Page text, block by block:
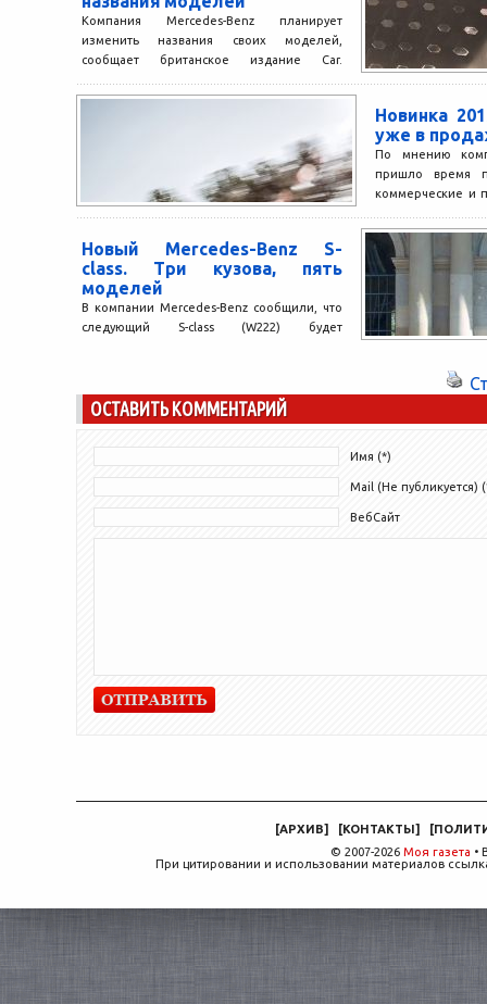
Компания Mercedes-Benz планирует
изменить названия своих моделей,
сообщает британское издание Car.
избавить своих клиентов от...
Новинка
уже в
По мнению
пришло время
коммерческие и
новая концепция
Новый Mercedes-Benz S-
class. Три кузова, пять
моделей
В компании Mercedes-Benz сообщили, что
следующий S-class (W222) будет
ОСТАВИТЬ КОММЕНТАРИЙ
Имя (*)
Mail (Не публикуется)
ВебСайт
[АРХИВ] [КОНТАКТЫ] [
© 2007-2026 Моя газета •
При цитировании и использовании материалов